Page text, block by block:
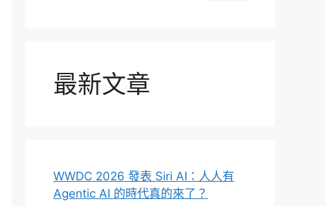
最新文章
WWDC 2026 發表 Siri AI：人人有
Agentic AI 的時代真的來了？